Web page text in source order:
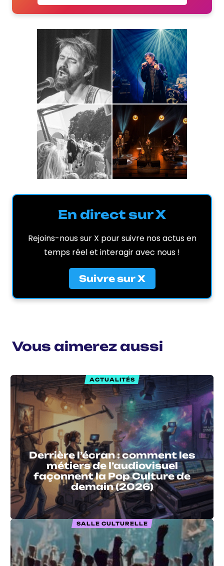
En direct sur X
Rejoins-nous sur X pour suivre nos actus en
temps réel et interagir avec nous !
Suivre sur X
Vous aimerez aussi
ACTUALITÉS
Derrière l’écran : comment les
métiers de l’audiovisuel
façonnent la Pop Culture de
demain (2026)
SALLE CULTURELLE